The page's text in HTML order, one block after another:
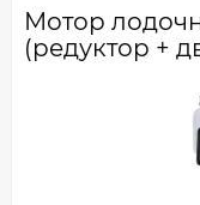
Мотор
(редуктор +